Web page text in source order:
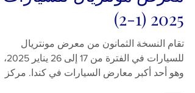
معرض مونتريال للسيارات
2025 (1-2)
تقام النسخة الثمانون من معرض مونتريال